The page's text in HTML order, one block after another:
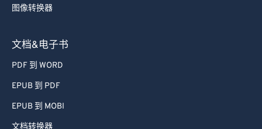
图像转换器
文档&电子书
PDF 到 WORD
EPUB 到 PDF
EPUB 到 MOBI
文档转换器